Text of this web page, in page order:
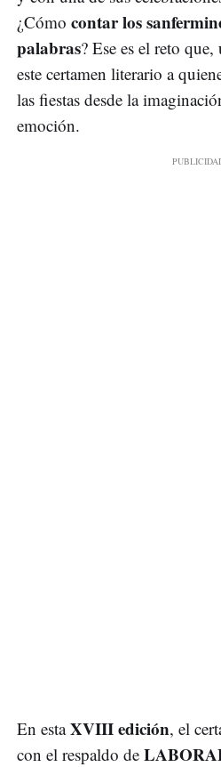
¿Cómo contar los
palabras? Ese es el reto
este certamen literario a
las fiestas desde la
emoción.
En estaXVIII edición, el
con el respaldo de